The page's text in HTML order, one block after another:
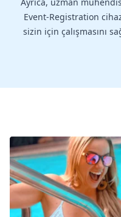
Ayrıca, uzman
Event-Registration
sizin için çalışmasını